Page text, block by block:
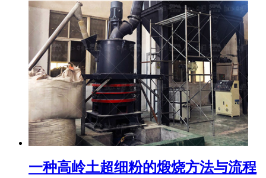
一种高岭土超细粉的煅烧方法与流程